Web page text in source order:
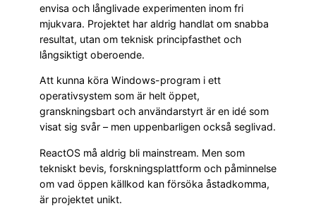
envisa och långlivade experimenten inom fri
mjukvara. Projektet har aldrig handlat om snabba
resultat, utan om teknisk principfasthet och
långsiktigt oberoende.
Att kunna köra Windows-program i ett
operativsystem som är helt öppet,
granskningsbart och användarstyrt är en idé som
visat sig svår – men uppenbarligen också seglivad.
ReactOS må aldrig bli mainstream. Men som
tekniskt bevis, forskningsplattform och påminnelse
om vad öppen källkod kan försöka åstadkomma,
är projektet unikt.